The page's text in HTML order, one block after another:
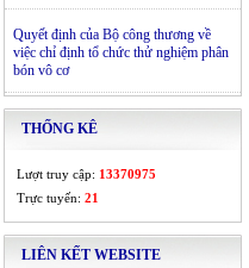
Quyết định của Bộ công thương về
việc chỉ định tổ chức thử nghiệm phân
bón vô cơ
THỐNG KÊ
Lượt truy cập: 13370975
Trực tuyến: 21
LIÊN KẾT WEBSITE